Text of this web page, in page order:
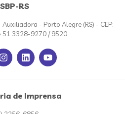
SBP-RS
- Porto Alegre (RS) - CEP:
51 3328-9270 / 9520
de Imprensa